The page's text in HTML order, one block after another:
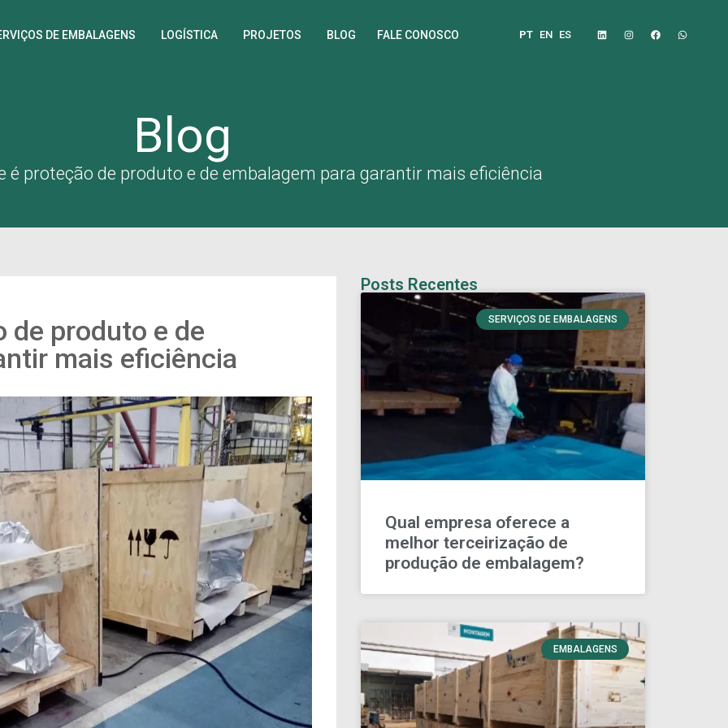
DE EMBALAGENS LOGÍSTICA PROJETOS BLOG FALE CONOSCO PT EN ES
Blog
é proteção de produto e de embalagem para garantir mais eficiência
de produto e de
mais eficiência
Posts Recentes
SERVIÇOS DE EMBALAGENS
Qual empresa oferece a
melhor terceirização de
produção de embalagem?
EMBALAGENS